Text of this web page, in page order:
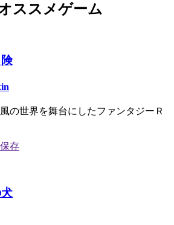
ススメゲーム
の世界を舞台にしたファンタジーＲ